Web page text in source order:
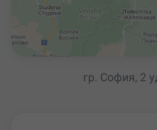
гр. София, 2